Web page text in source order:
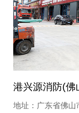
港兴源消防(佛
地址：广东省佛山